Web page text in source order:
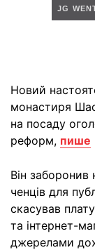
Новий
монастиря
на посаду
реформ, пише
Він заборонив
ченців для
скасував
та інтернет-
джерелами